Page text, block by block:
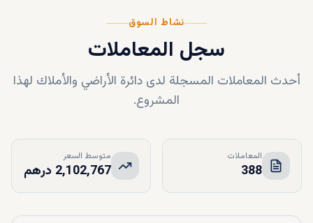
نشاط السوق
سجل المعاملات
أحدث المعاملات المسجلة لدى دائرة الأراضي والأملاك لهذا
المشروع.
المعاملات
388
متوسط السعر
2,102,767 درهم